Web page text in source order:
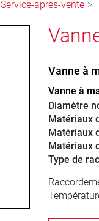
Service-après-vente
Vanne à
Vanne à
Diamètre
Matériaux
Matériaux
Matériaux
Type de